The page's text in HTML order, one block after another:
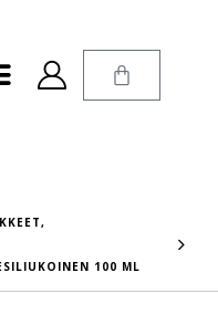
,
100 ML